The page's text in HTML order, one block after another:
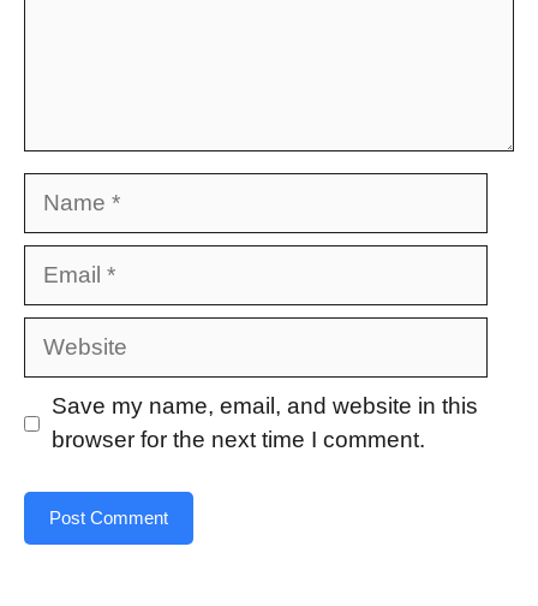
Website
Save my name, email, and website in this
browser for the next time I comment.